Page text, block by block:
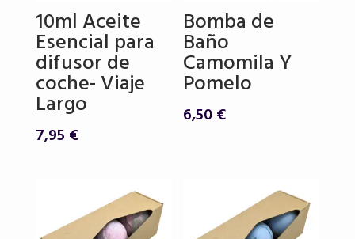
10ml Aceite
Esencial para
difusor de
coche- Viaje
Largo
7,95 €
Bomba de
Baño
Camomila Y
Pomelo
6,50€